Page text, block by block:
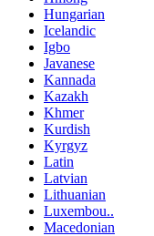
Hungarian
Icelandic
Igbo
Javanese
Kannada
Kazakh
Khmer
Kurdish
Kyrgyz
Latin
Latvian
Lithuanian
Luxembou..
Macedonian